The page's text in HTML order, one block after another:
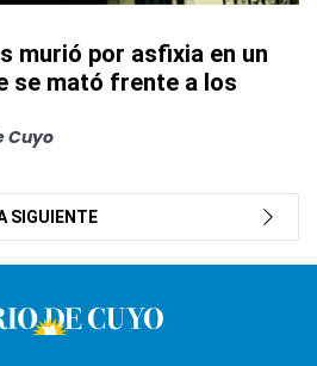
murió por asfixia en un
se mató frente a los
Cuyo
SIGUIENTE